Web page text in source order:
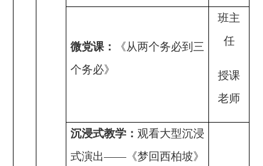
微党课： 《从两个务必到三
个务必》
班主
任
授课
老师
沉浸式教学： 观看大型沉浸
式演出——《梦回西柏坡》